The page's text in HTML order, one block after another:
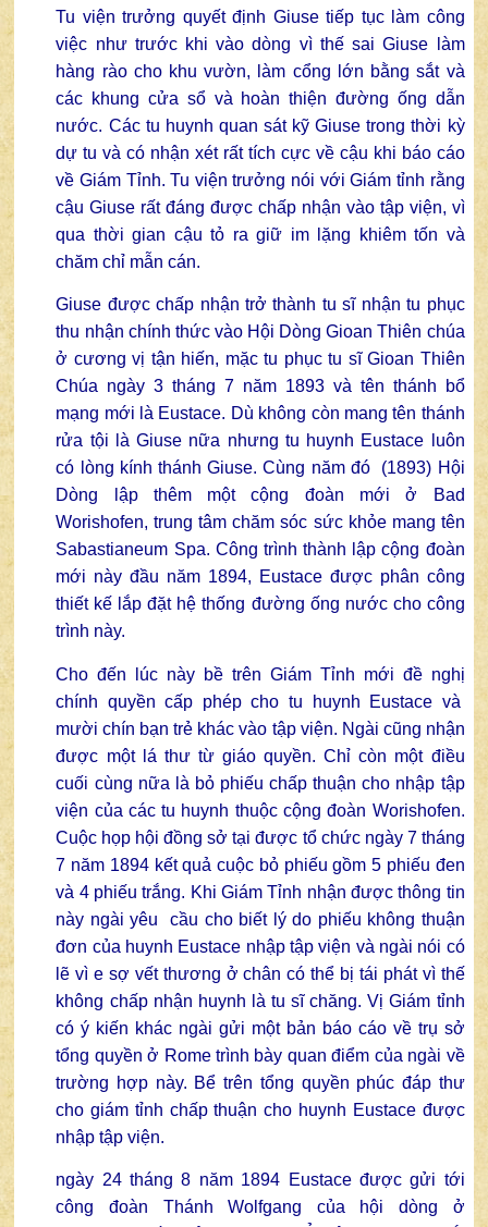
Tu viện trưởng quyết định Giuse tiếp tục làm công
việc như trước khi vào dòng vì thế sai Giuse làm
hàng rào cho khu vườn, làm cổng lớn bằng sắt và
các khung cửa sổ và hoàn thiện đường ống dẫn
nước. Các tu huynh quan sát kỹ Giuse trong thời kỳ
dự tu và có nhận xét rất tích cực về cậu khi báo cáo
về Giám Tỉnh. Tu viện trưởng nói với Giám tỉnh rằng
cậu Giuse rất đáng được chấp nhận vào tập viện, vì
qua thời gian cậu tỏ ra giữ im lặng khiêm tốn và
chăm chỉ mẫn cán.
Giuse được chấp nhận trở thành tu sĩ nhận tu phục
thu nhận chính thức vào Hội Dòng Gioan Thiên chúa
ở cương vị tận hiến, mặc tu phục tu sĩ Gioan Thiên
Chúa ngày 3 tháng 7 năm 1893 và tên thánh bổ
mạng mới là Eustace. Dù không còn mang tên thánh
rửa tội là Giuse nữa nhưng tu huynh Eustace luôn
có lòng kính thánh Giuse. Cùng năm đó (1893) Hội
Dòng lập thêm một cộng đoàn mới ở Bad
Worishofen, trung tâm chăm sóc sức khỏe mang tên
Sabastianeum Spa. Công trình thành lập cộng đoàn
mới này đầu năm 1894, Eustace được phân công
thiết kế lắp đặt hệ thống đường ống nước cho công
trình này.
Cho đến lúc này bề trên Giám Tỉnh mới đề nghị
chính quyền cấp phép cho tu huynh Eustace và
mười chín bạn trẻ khác vào tập viện. Ngài cũng nhận
được một lá thư từ giáo quyền. Chỉ còn một điều
cuối cùng nữa là bỏ phiếu chấp thuận cho nhập tập
viện của các tu huynh thuộc cộng đoàn Worishofen.
Cuộc họp hội đồng sở tại được tổ chức ngày 7 tháng
7 năm 1894 kết quả cuộc bỏ phiếu gồm 5 phiếu đen
và 4 phiếu trắng. Khi Giám Tỉnh nhận được thông tin
này ngài yêu cầu cho biết lý do phiếu không thuận
đơn của huynh Eustace nhập tập viện và ngài nói có
lẽ vì e sợ vết thương ở chân có thể bị tái phát vì thế
không chấp nhận huynh là tu sĩ chăng. Vị Giám tỉnh
có ý kiến khác ngài gửi một bản báo cáo về trụ sở
tổng quyền ở Rome trình bày quan điểm của ngài về
trường hợp này. Bể trên tổng quyền phúc đáp thư
cho giám tỉnh chấp thuận cho huynh Eustace được
nhập tập viện.
ngày 24 tháng 8 năm 1894 Eustace được gửi tới
công đoàn Thánh Wolfgang của hội dòng ở